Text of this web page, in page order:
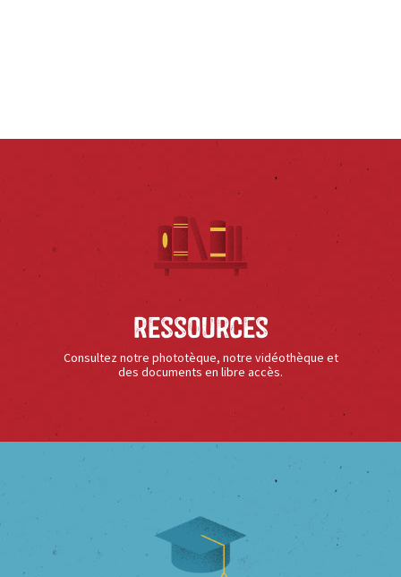
Ressources
Consultez notre phototèque, notre vidéothèque et
des documents en libre accès.